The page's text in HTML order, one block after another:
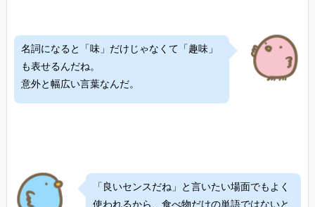
名詞になると「味」だけじゃなくて「趣味」
も表せるんだね。
意外と幅広い言葉なんだ。
「良いセンスだね」と言いたい場面でもよく
使われるから、食べ物だけの単語ではないと